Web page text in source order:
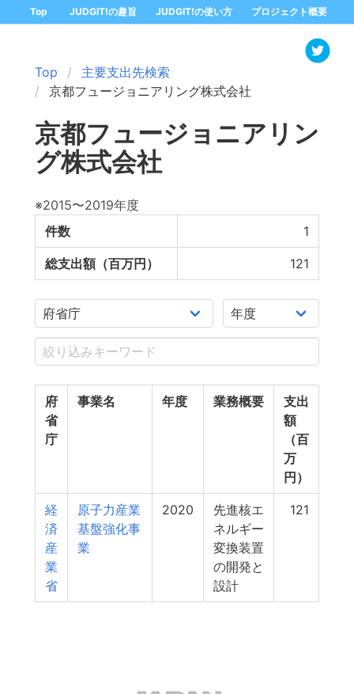
Top JUDGIT!の趣旨 JUDGIT!の使い方 プロジェクト概要
Top
主要支出先検索
京都フュージョニアリング株式会社
京都フュージョニアリン
グ株式会社
※2015〜2019年度
件数
1
総支出額（百万円） 121
府
省
庁
事業名 年度 業務概要
支出
額
（百
万
円）
経
済
産
業
省
原子力産業
基盤強化事
業
2020
先進核エ
ネルギー
変換装置
の開発と
設計
121